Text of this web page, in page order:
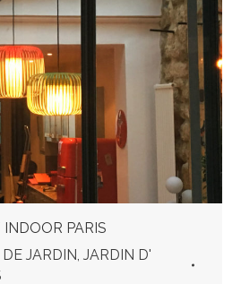
PARIS
JARDIN JARDIN D'